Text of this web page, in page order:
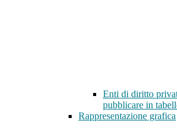
Enti di diritto
pubblicare in
Rappresentazione grafica